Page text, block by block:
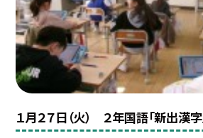
１月２７日（火） ２年国語「新出漢字